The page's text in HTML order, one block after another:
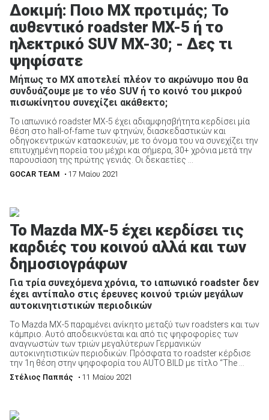
Δοκιμή: Ποιο ΜΧ προτιμάς; Το
αυθεντικό roadster MX-5 ή το
ηλεκτρικό SUV MX-30; - Δες τι
ψηφίσατε
Μήπως το MX αποτελεί πλέον το ακρώνυμο που θα
συνδυάζουμε με το νέο SUV ή το κοινό του μικρού
πισωκίνητου συνεχίζει ακάθεκτο;
Το ιαπωνικό roadster MX-5 έχει αδιαμφησβήτητα κερδίσει μία
θέση στο hall-of-fame των φτηνών, διασκεδαστικών και
οδηγοκεντρικών κατασκευών, με το όνομα του να συνεχίζει την
επιτυχημένη πορεία του μέχρι και σήμερα, 30+ χρόνια μετά την
παρουσίαση της πρώτης γενιάς. Οι δεκαετίες ...
GOCAR TEAM • 17 Μαίου 2021
To Mazda MX-5 έχει κερδίσει τις
καρδιές του κοινού αλλά και των
δημοσιογράφων
Για τρία συνεχόμενα χρόνια, το ιαπωνικό roadster δεν
έχει αντίπαλο στις έρευνες κοινού τριών μεγάλων
αυτοκινητιστικών περιοδικών
Το Mazda MX-5 παραμένει ανίκητο μεταξύ των roadsters και των
κάμπριο. Αυτό αποδεικνύεται και από τις ψηφοφορίες των
αναγνωστών των τριών μεγαλύτερων Γερμανικών
αυτοκινητιστικών περιοδικών. Πρόσφατα το roadster κέρδισε
την 1η θέση στην ψηφοφορία του AUTO BILD με τίτλο “The ...
Στέλιος Παππάς • 11 Μαίου 2021